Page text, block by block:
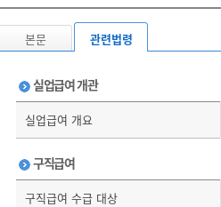
본문 관련법령
실업급여 개관
실업급여 개요
구직급여
구직급여 수급 대상